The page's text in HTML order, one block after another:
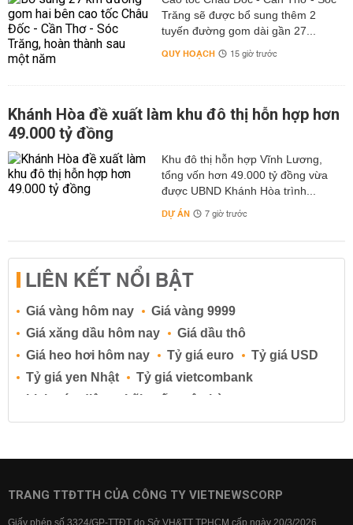
Trăng sẽ được bổ sung thêm 2
tuyến đường gom dài gần 27...
QUY HOẠCH 15 giờ trước
Khánh Hòa đề xuất làm khu đô thị hỗn hợp hơn
49.000 tỷ đồng
Khu đô thị hỗn hợp Vĩnh Lương,
tổng vốn hơn 49.000 tỷ đồng vừa
được UBND Khánh Hòa trình...
DỰ ÁN 7 giờ trước
LIÊN KẾT NỔI BẬT
Giá vàng hôm nay
Giá vàng 9999
Giá xăng dầu hôm nay
Giá dầu thô
Giá heo hơi hôm nay
Tỷ giá euro
Tỷ giá USD
Tỷ giá yen Nhật
Tỷ giá vietcombank
Lịch cúp điện
Lãi suất ngân hàng
Lãi suất tiết kiệm
Lãi suất tiền gửi
Lãi suất ngân hàng BIDV
TRANG TTĐTTH CỦA CÔNG TY VIETNEWSCORP